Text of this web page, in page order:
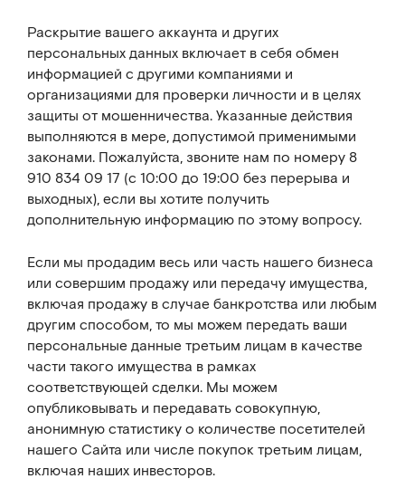
Раскрытие вашего аккаунта и других
персональных данных включает в себя обмен
информацией с другими компаниями и
организациями для проверки личности и в целях
защиты от мошенничества. Указанные действия
выполняются в мере, допустимой применимыми
законами. Пожалуйста, звоните нам по номеру 8
910 834 09 17 (с 10:00 до 19:00 без перерыва и
выходных), если вы хотите получить
дополнительную информацию по этому вопросу.
Если мы продадим весь или часть нашего бизнеса
или совершим продажу или передачу имущества,
включая продажу в случае банкротства или любым
другим способом, то мы можем передать ваши
персональные данные третьим лицам в качестве
части такого имущества в рамках
соответствующей сделки. Мы можем
опубликовывать и передавать совокупную,
анонимную статистику о количестве посетителей
нашего Сайта или числе покупок третьим лицам,
включая наших инвесторов.